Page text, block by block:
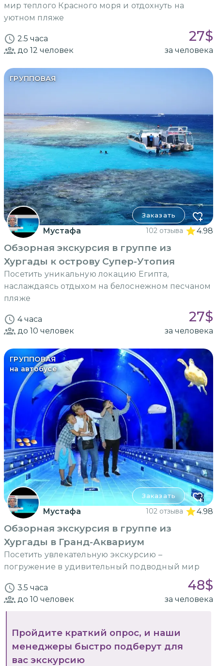
мир теплого Красного моря и отдохнуть на
уютном пляже
2.5 часа 27$
до 12 человек за человека
ГРУППОВАЯ
Заказать
Мустафа 102 отзыва 4.98
Обзорная экскурсия в группе из
Хургады к острову Супер-Утопия
Посетить уникальную локацию Египта,
наслаждаясь отдыхом на белоснежном песчаном
пляже
4 часа 27$
до 10 человек за человека
ГРУППОВАЯ
на автобусе
Заказать
Мустафа 102 отзыва 4.98
Обзорная экскурсия в группе из
Хургады в Гранд-Аквариум
Посетить увлекательную экскурсию –
погружение в удивительный подводный мир
3.5 часа 48$
до 10 человек за человека
Пройдите краткий опрос, и наши
менеджеры быстро подберут для
вас экскурсию